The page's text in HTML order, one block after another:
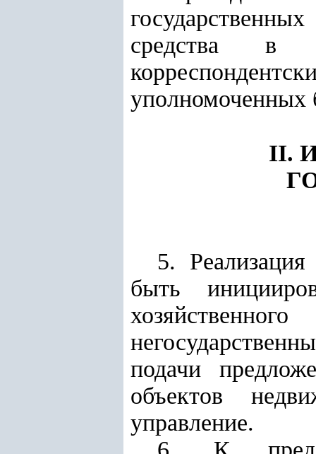
средства в
уполномоченных
II.
5.
быть
подачи
объектов
управление.